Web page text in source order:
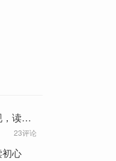
读完
23评论
心